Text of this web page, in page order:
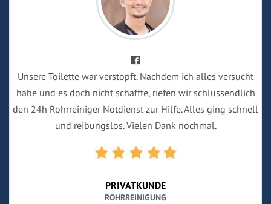
Unsere Toilette war verstopft. Nachdem ich alles versucht
habe und es doch nicht schaffte, riefen wir schlussendlich
den 24h Rohrreiniger Notdienst zur Hilfe. Alles ging schnell
und reibungslos. Vielen Dank nochmal.
PRIVATKUNDE
ROHRREINIGUNG